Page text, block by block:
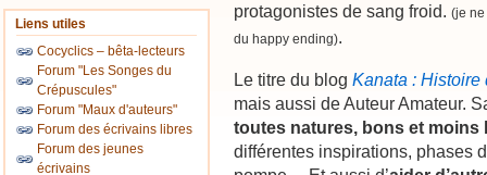
Liens utiles
Cocyclics – bêta-lecteurs
Forum "Les Songes du
Crépuscules"
Forum "Maux d'auteurs"
Forum des écrivains libres
Forum des jeunes
écrivains
protagonistes de sang froid.(je
du happy ending).
Le titre du blogKanata : Histoire
mais aussi de Auteur Amateur.
toutes natures, bons et moins
différentes inspirations, phases